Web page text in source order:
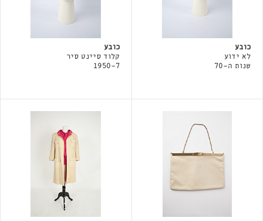
כובע
לא ידוע
שנות ה-70
כובע
קלוד סיינט סיר
1950-7